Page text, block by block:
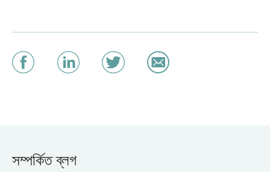
সম্পর্কিত ব্লগ